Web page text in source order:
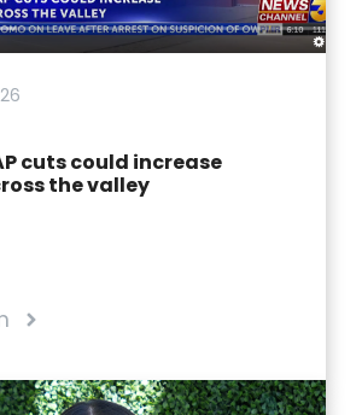
cuts could increase
the valley